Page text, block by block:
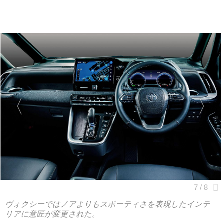
ヴォクシーではノアよりもスポーティさを表現したインテ
リアに意匠が変更された。